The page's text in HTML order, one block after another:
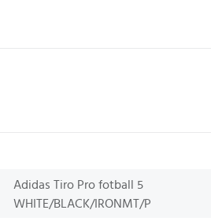
Adidas Tiro Pro fotball 5
WHITE/BLACK/IRONMT/P